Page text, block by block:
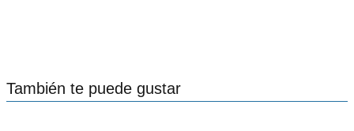
También te puede gustar